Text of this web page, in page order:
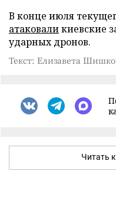
В конце июля
атаковаликиевские
ударных дронов.
Текст: Елизавета
Читать